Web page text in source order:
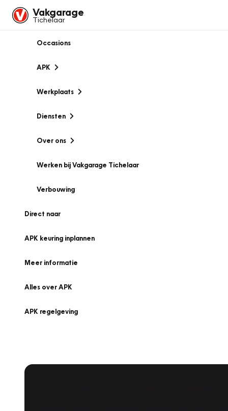
Vakgarage
Tichelaar
Occasions
APK
Werkplaats
Diensten
Over ons
Werken bij Vakgarage Tichelaar
Verbouwing
Direct naar
APK keuring inplannen
Meer informatie
Alles over APK
APK regelgeving